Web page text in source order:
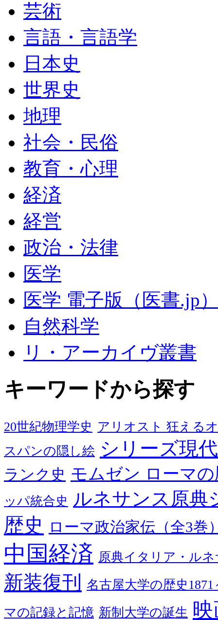
芸術
言語・言語学
日本史
世界史
地理
社会・民俗
教育・心理
経済
経営
政治・法律
医学
医学 電子版（医書.jp
自然科学
リ・アーカイヴ叢書
キーワードから探す
20世紀物理学史 アリオスト 狂える
スパンの隠し絵 シリーズ現
ランク史 モムゼン ローマ
ッパ統合史 ルネサンス原典
歴史 ローマ政治家伝（全3巻
中国経済 原典イタリア・ル
新装復刊 名古屋大学の歴史1871
マの記録と記憶 新制大学の誕生